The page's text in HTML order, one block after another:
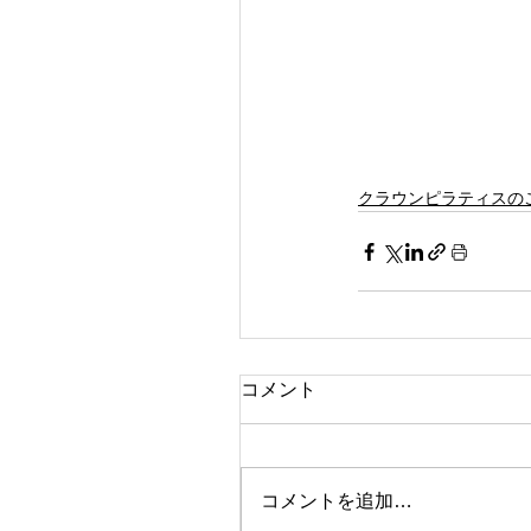
クラウンピラティスの
コメント
コメントを追加…